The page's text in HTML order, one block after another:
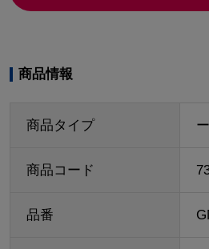
商品情報
商品タイプ ー
商品コード
品番